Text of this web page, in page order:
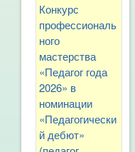
Конкурс
профессиональ
ного
мастерства
«Педагог года
2026» в
номинации
«Педагогически
й дебют»